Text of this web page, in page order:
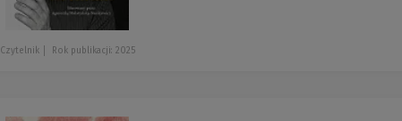
Czytelnik Rok publikacji: 2025